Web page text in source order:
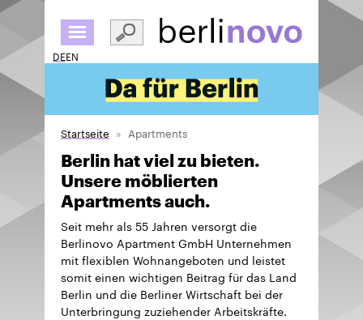
zum
Inhalt
DEEN
Startseite Apartments
Berlin hat viel zu bieten.
Unsere möblierten
Apartments auch.
Seit mehr als 55 Jahren versorgt die
Berlinovo Apartment GmbH Unternehmen
mit flexiblen Wohnangeboten und leistet
somit einen wichtigen Beitrag für das Land
Berlin und die Berliner Wirtschaft bei der
Unterbringung zuziehender Arbeitskräfte.